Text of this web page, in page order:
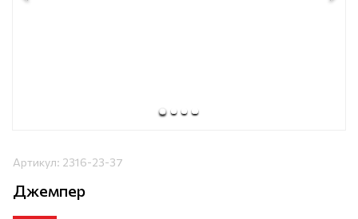
Артикул: 2316-23-37
Джемпер